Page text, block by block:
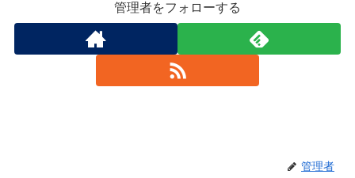
管理者をフォローする
管理者